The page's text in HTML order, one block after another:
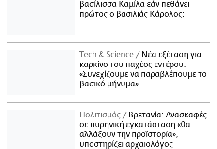
βασίλισσα Καμίλα εάν πεθάνει
πρώτος ο βασιλιάς Κάρολος;
Τech & Science
Νέα εξέταση για
καρκίνο του παχέος εντέρου:
«Συνεχίζουμε να παραβλέπουμε το
βασικό μήνυμα»
Πολιτισμός
Βρετανία: Ανασκαφές
σε πυρηνική εγκατάσταση «θα
αλλάξουν την προϊστορία»,
υποστηρίζει αρχαιολόγος